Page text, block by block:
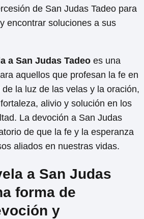
de San Judas Tadeo para
encontrar soluciones a sus
a San Judas Tadeo es una
aquellos que profesan la fe en
la luz de las velas y la oración,
alivio y solución en los
La devoción a San Judas
de que la fe y la esperanza
aliados en nuestras vidas.
a San Judas
forma de
y